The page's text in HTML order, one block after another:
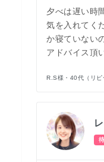
夕べは遅い時
気を入れてく
か寝ていない
アドバイス頂
R.S様・40代（リピ